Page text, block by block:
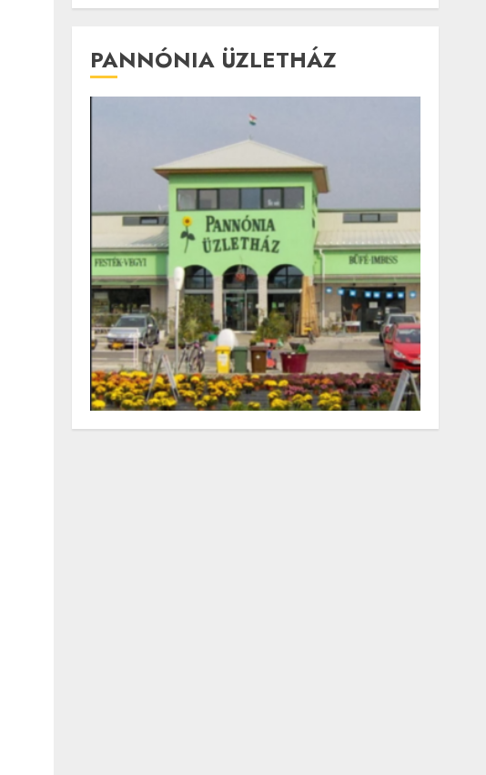
PANNÓNIA ÜZLETHÁZ